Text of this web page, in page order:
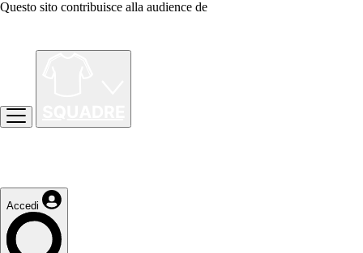
Questo sito contribuisce alla audience de
Accedi